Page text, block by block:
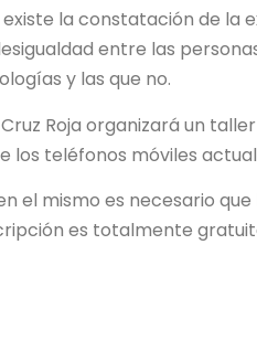
la constatación de la
entre las
y las que no.
Roja organizará un
los teléfonos móviles
el mismo es necesario
es totalmente